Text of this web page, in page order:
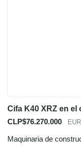
Cifa K40 XRZ en el
CLP$76.270.000
Maquinaria de